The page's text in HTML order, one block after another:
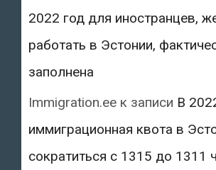
2022 год для иностранцев,
работать в Эстонии,
заполнена
Immigration.ee к записи В
иммиграционная квота в
сократиться с 1315 до 1311